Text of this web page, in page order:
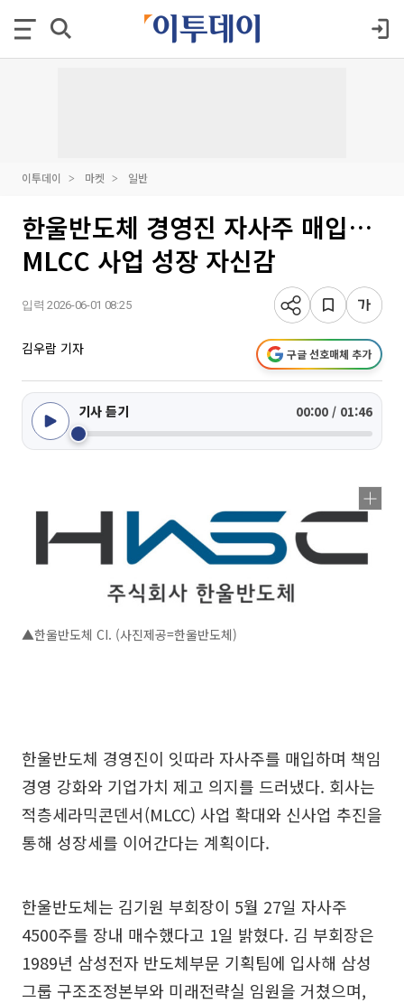
이투데이 마켓 일반
한울반도체 경영진 자사주 매입…
MLCC 사업 성장 자신감
입력 2026-06-01 08:25
김우람 기자 구글 선호매체 추가
기사 듣기 00:00 / 01:46
▲한울반도체 CI. (사진제공=한울반도체)
한울반도체 경영진이 잇따라 자사주를 매입하며 책임
경영 강화와 기업가치 제고 의지를 드러냈다. 회사는
적층세라믹콘덴서(MLCC) 사업 확대와 신사업 추진을
통해 성장세를 이어간다는 계획이다.
한울반도체는 김기원 부회장이 5월 27일 자사주
4500주를 장내 매수했다고 1일 밝혔다. 김 부회장은
1989년 삼성전자 반도체부문 기획팀에 입사해 삼성
그룹 구조조정본부와 미래전략실 임원을 거쳤으며,